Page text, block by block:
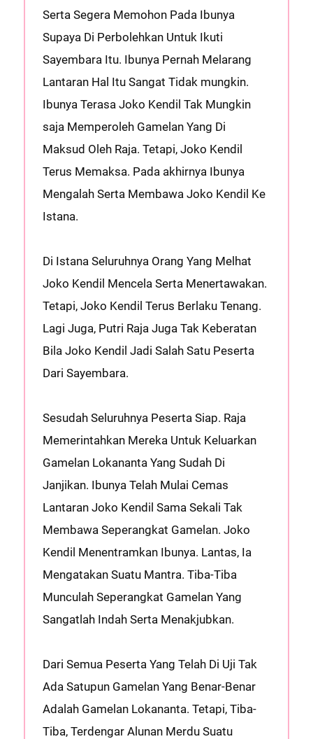
Serta Segera Memohon Pada Ibunya
Supaya Di Perbolehkan Untuk Ikuti
Sayembara Itu. Ibunya Pernah Melarang
Lantaran Hal Itu Sangat Tidak mungkin.
Ibunya Terasa Joko Kendil Tak Mungkin
saja Memperoleh Gamelan Yang Di
Maksud Oleh Raja. Tetapi, Joko Kendil
Terus Memaksa. Pada akhirnya Ibunya
Mengalah Serta Membawa Joko Kendil Ke
Istana.
Di Istana Seluruhnya Orang Yang Melhat
Joko Kendil Mencela Serta Menertawakan.
Tetapi, Joko Kendil Terus Berlaku Tenang.
Lagi Juga, Putri Raja Juga Tak Keberatan
Bila Joko Kendil Jadi Salah Satu Peserta
Dari Sayembara.
Sesudah Seluruhnya Peserta Siap. Raja
Memerintahkan Mereka Untuk Keluarkan
Gamelan Lokananta Yang Sudah Di
Janjikan. Ibunya Telah Mulai Cemas
Lantaran Joko Kendil Sama Sekali Tak
Membawa Seperangkat Gamelan. Joko
Kendil Menentramkan Ibunya. Lantas, Ia
Mengatakan Suatu Mantra. Tiba-Tiba
Munculah Seperangkat Gamelan Yang
Sangatlah Indah Serta Menakjubkan.
Dari Semua Peserta Yang Telah Di Uji Tak
Ada Satupun Gamelan Yang Benar-Benar
Adalah Gamelan Lokananta. Tetapi, Tiba-
Tiba, Terdengar Alunan Merdu Suatu